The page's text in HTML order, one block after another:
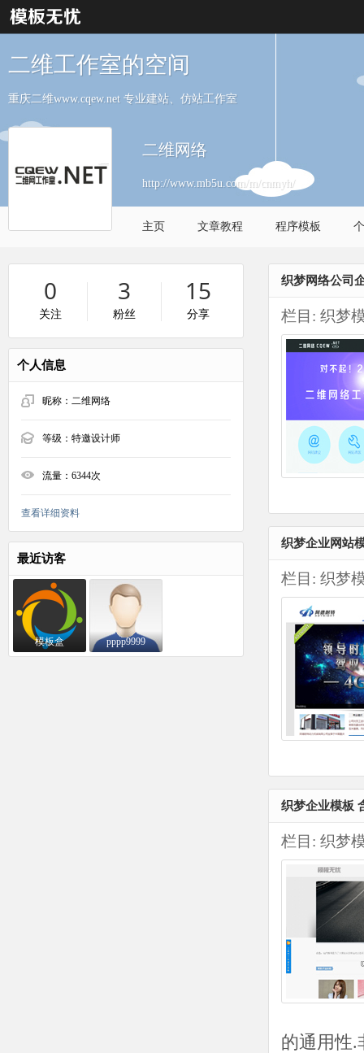
二维工作室的空间
重庆二维www.cqew.net 专业建站、仿站工作室
二维网络
http://www.mb5u.com/m/cnmyh/
主页 文章教程 程序模板
0
关注
3
粉丝
15
分享
个人信息
昵称： 二维网络
等级： 特邀设计师
流量： 6344次
查看详细资料
最近访客
模板盒 pppp9999
织梦网络公司
栏目: 织梦
织梦企业网站
栏目: 织梦
织梦企业模板
栏目: 织梦
的通用性.